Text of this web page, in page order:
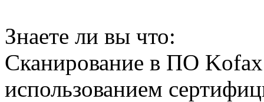
Знаете ли вы что:
Сканирование в ПО
использованием